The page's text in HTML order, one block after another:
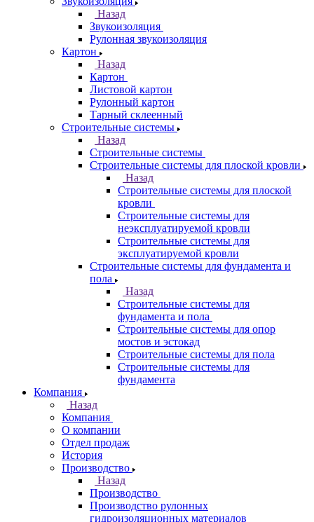
Назад
Звукоизоляция
Рулонная звукоизоляция
Картон
Назад
Картон
Листовой картон
Рулонный картон
Тарный склеенный
Строительные системы
Назад
Строительные системы
Строительные системы для плоской кровли
Назад
Строительные системы для плоской
кровли
Строительные системы для
неэксплуатируемой кровли
Строительные системы для
эксплуатируемой кровли
Строительные системы для фундамента и
пола
Назад
Строительные системы для
фундамента и пола
Строительные системы для опор
мостов и эстокад
Строительные системы для пола
Строительные системы для
фундамента
Компания
Назад
Компания
О компании
Отдел продаж
История
Производство
Назад
Производство
Производство рулонных
гидроизоляционных материалов